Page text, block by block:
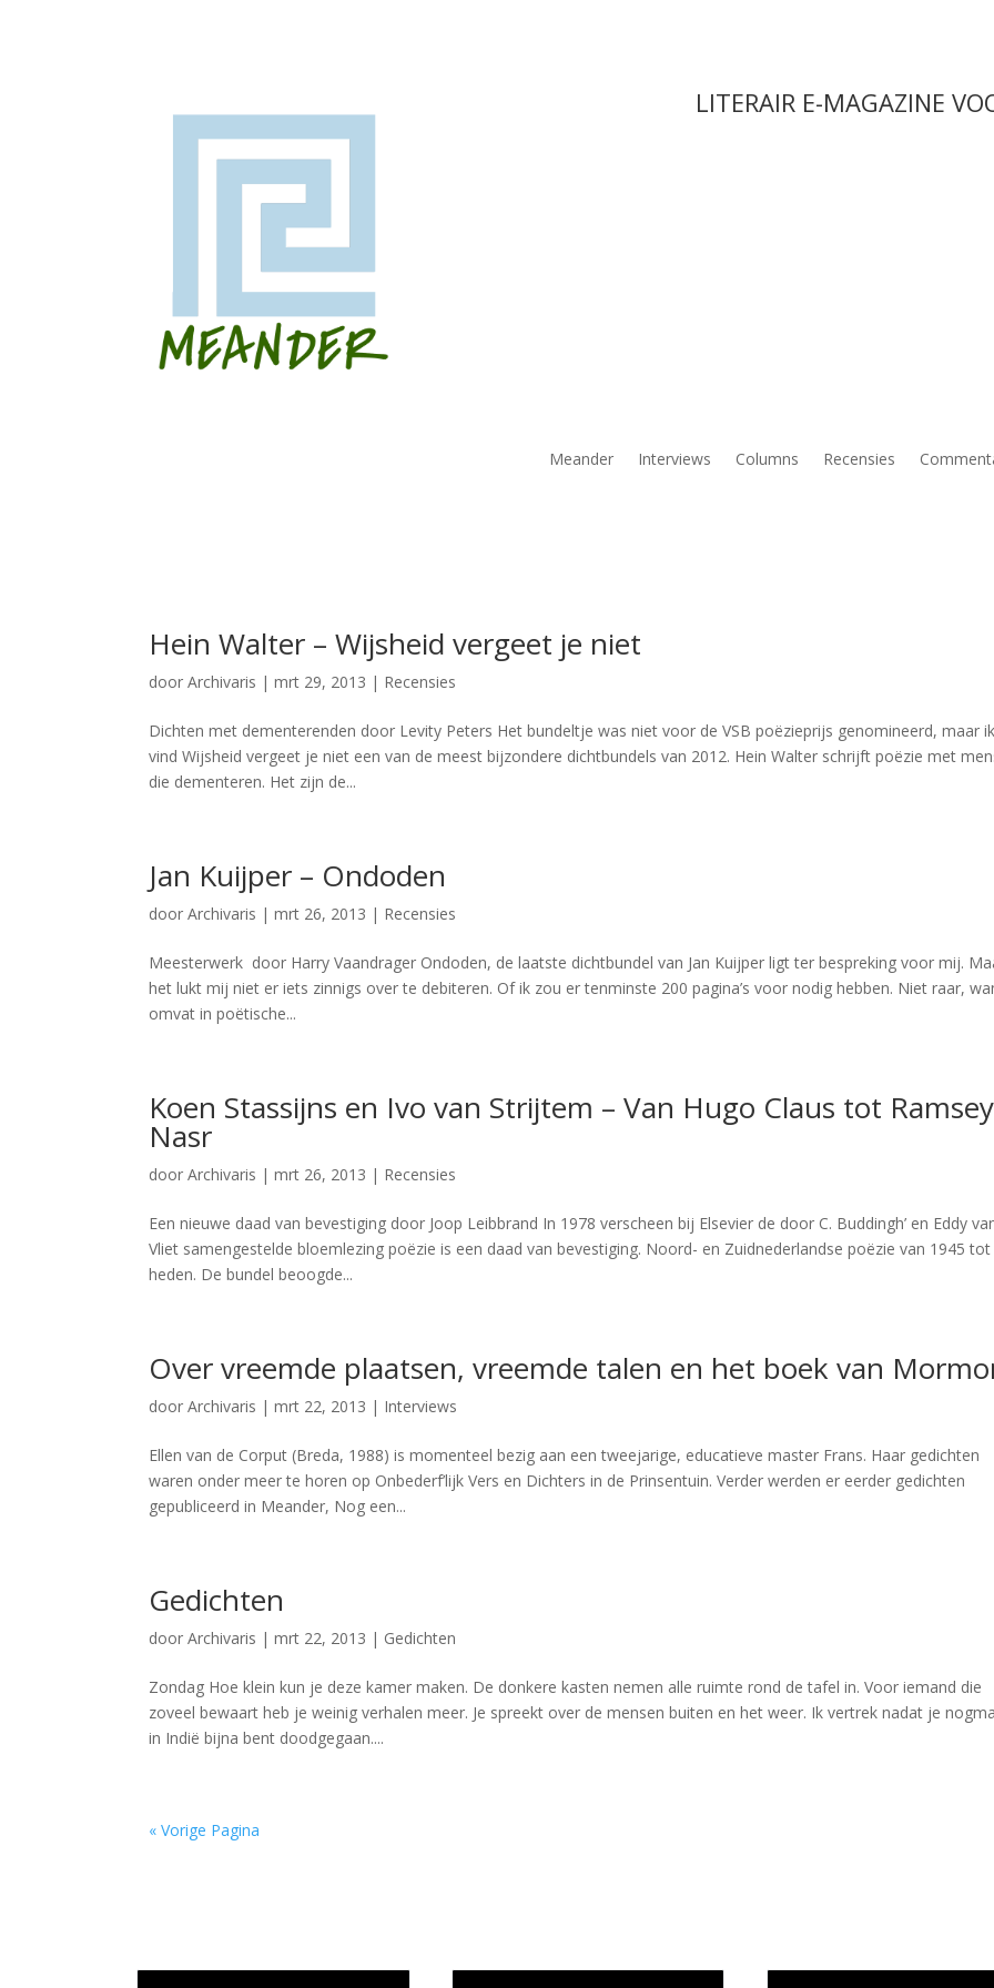
LITERAIR E-MAGAZINE
Meander Interviews Columns Recensies
Hein Walter – Wijsheid vergeet je niet
doorArchivaris |mrt 29, 2013 | Recensies
Dichten met dementerenden door Levity Peters Het bundeltje was niet voor de VSB poëzieprijs genomineerd, maar ik
vind Wijsheid vergeet je niet een van de meest bijzondere dichtbundels van 2012. Hein Walter schrijft poëzie met
die dementeren. Het zijn de...
Jan Kuijper – Ondoden
doorArchivaris |mrt 26, 2013 | Recensies
Meesterwerk door Harry Vaandrager Ondoden, de laatste dichtbundel van Jan Kuijper ligt ter bespreking voor mij.
het lukt mij niet er iets zinnigs over te debiteren. Of ik zou er tenminste 200 pagina’s voor nodig hebben. Niet raar,
omvat in poëtische...
Koen Stassijns en Ivo van Strijtem – Van Hugo Claus tot Ramsey
Nasr
doorArchivaris |mrt 26, 2013 | Recensies
Een nieuwe daad van bevestiging door Joop Leibbrand In 1978 verscheen bij Elsevier de door C. Buddingh’ en Eddy
Vliet samengestelde bloemlezing poëzie is een daad van bevestiging. Noord- en Zuidnederlandse poëzie van 1945 tot
heden. De bundel beoogde...
Over vreemde plaatsen, vreemde talen en het boek van
doorArchivaris |mrt 22, 2013 | Interviews
Ellen van de Corput (Breda, 1988) is momenteel bezig aan een tweejarige, educatieve master Frans. Haar gedichten
waren onder meer te horen op Onbederf’lijk Vers en Dichters in de Prinsentuin. Verder werden er eerder gedichten
gepubliceerd in Meander, Nog een...
Gedichten
doorArchivaris |mrt 22, 2013 | Gedichten
Zondag Hoe klein kun je deze kamer maken. De donkere kasten nemen alle ruimte rond de tafel in. Voor iemand die
zoveel bewaart heb je weinig verhalen meer. Je spreekt over de mensen buiten en het weer. Ik vertrek nadat je
in Indië bijna bent doodgegaan....
« Vorige Pagina